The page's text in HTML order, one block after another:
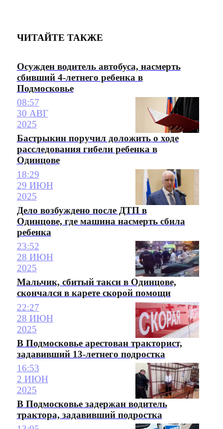
ЧИТАЙТЕ ТАКЖЕ
Осужден водитель автобуса, насмерть
сбивший 4-летнего ребенка в
Подмосковье
08:57
30 АВГ
2025
Бастрыкин поручил доложить о ходе
расследования гибели ребенка в
Одинцове
18:29
29 ИЮН
2025
Дело возбуждено после ДТП в
Одинцове, где машина насмерть сбила
ребенка
23:52
28 ИЮН
2025
Мальчик, сбитый такси в Одинцове,
скончался в карете скорой помощи
22:27
28 ИЮН
2025
В Подмосковье арестован тракторист,
задавивший 13-летнего подростка
16:53
2 ИЮН
2025
В Подмосковье задержан водитель
трактора, задавивший подростка